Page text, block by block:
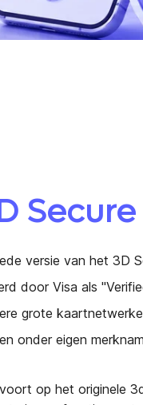
Secure
versie van het 3D
door Visa als
grote
onder eigen
op het originele